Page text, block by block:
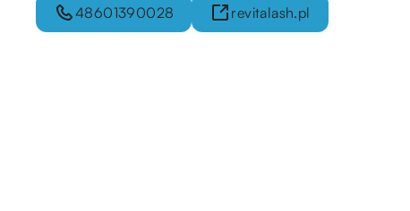
48601390028 revitalash.pl